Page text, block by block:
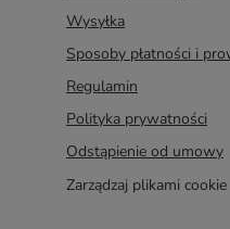
Wysyłka
Sposoby płatności i
Regulamin
Polityka prywatności
Odstąpienie od umowy
Zarządzaj plikami cookie